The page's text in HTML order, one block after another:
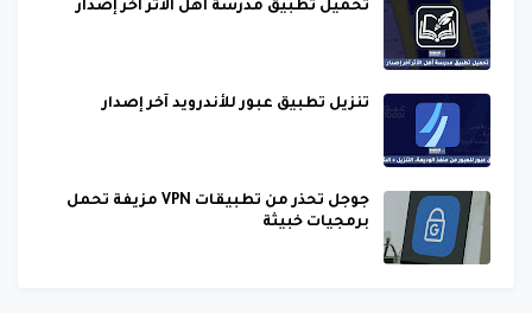
تحميل تطبيق مدرسة أهل الأثر آخر إصدار
تنزيل تطبيق عبور للأندرويد آخر إصدار
جوجل تحذر من تطبيقات VPN مزيفة تحمل
برمجيات خبيثة